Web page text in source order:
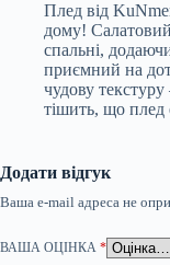
Плед від
дому! Салатовий
спальні,
приємний на
чудову
тішить, що плед
Додати відгук
Ваша e-mail адреса не
ВАША ОЦІНКА *